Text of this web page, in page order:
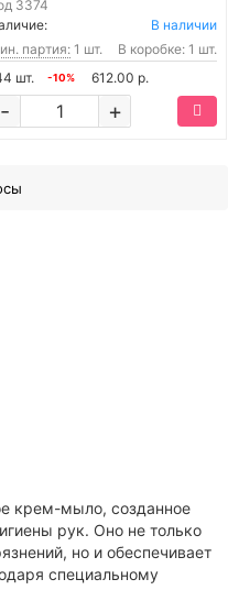
3374
В наличии
партия:1 шт.
В коробке: 1 шт.
шт.
-10% 612.00 р.
+
-
крем-мыло, созданное
рук. Оно не только
но и обеспечивает
специальному